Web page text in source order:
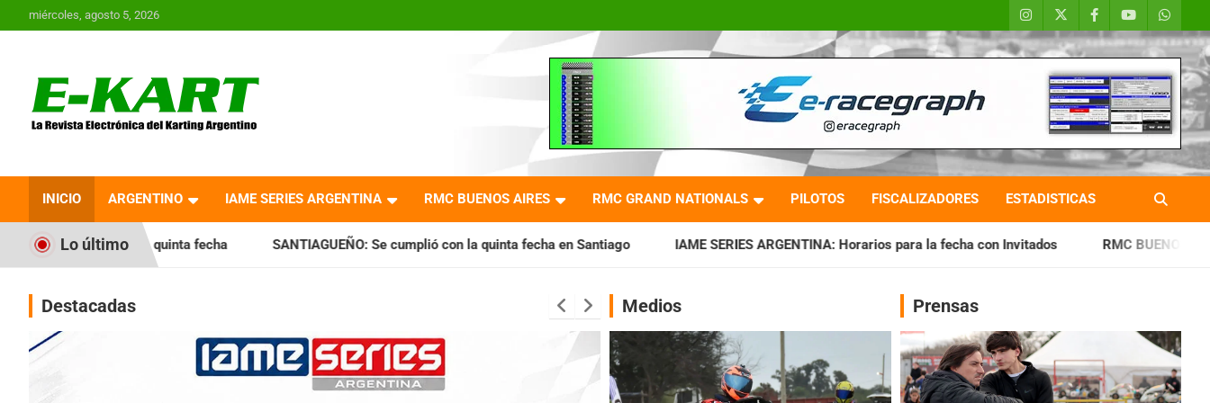
al
miércoles, agosto 5, 2026
Revista Electrónica del
Karting en Argentina
INICIO ARGENTINO IAME SERIES ARGENTINA RMC BUENOS AIRES RMC GRAND NATIONALS PILOTOS FISCALIZADORES ESTADISTICAS
Lo último
la quinta fecha SANTIAGUEÑO: Se cumplió con la quinta fecha en Santiago IAME SERIES ARGENTINA: Horarios para la fecha con Invitados RMC BUENOS AIRES: Cerró una
Destacadas Medios Prensas